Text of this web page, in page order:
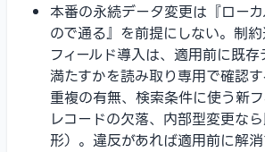
本番の永続データ変更は『ロー
ので通る』を前提にしない。制
フィールド導入は、適用前に既
満たすかを読み取り専用で確認
重複の有無、検索条件に使う新
レコードの欠落、内部型変更な
形）。違反があれば適用前に解